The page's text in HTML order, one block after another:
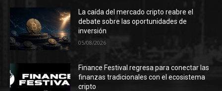
La caída del mercado cripto reabre el
debate sobre las oportunidades de
inversión
05/08/2026
Finance Festival regresa para conectar las
finanzas tradicionales con el ecosistema
cripto